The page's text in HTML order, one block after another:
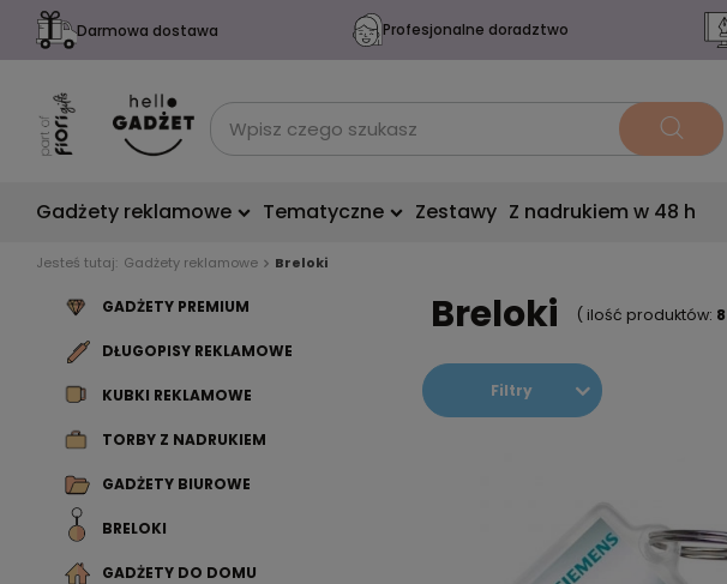
Darmowa dostawa Profesjonalne doradztwo
Gadżety reklamowe Tematyczne Zestawy Z nadrukiem w 48 h
Jesteś tutaj: Gadżety reklamowe Breloki
GADŻETY PREMIUM
DŁUGOPISY REKLAMOWE
KUBKI REKLAMOWE
TORBY Z NADRUKIEM
GADŻETY BIUROWE
BRELOKI
GADŻETY DO DOMU
Breloki ( ilość produktów: 8
Filtry